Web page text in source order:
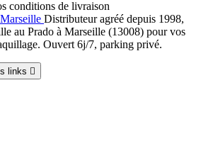
conditions de livraison
Distributeur agréé depuis 1998,
au Prado à Marseille (13008) pour vos
Ouvert 6j/7, parking privé.
links 